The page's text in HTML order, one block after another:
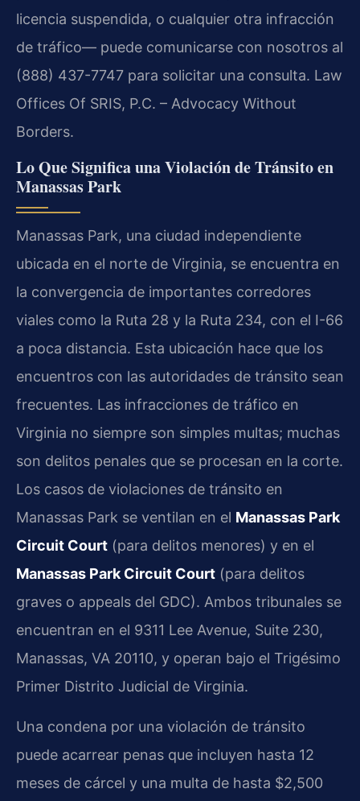
licencia suspendida, o cualquier otra infracción
de tráfico— puede comunicarse con nosotros al
(888) 437-7747 para solicitar una consulta. Law
Offices Of SRIS, P.C. – Advocacy Without
Borders.
Lo Que Significa una Violación de Tránsito en
Manassas Park
Manassas Park, una ciudad independiente
ubicada en el norte de Virginia, se encuentra en
la convergencia de importantes corredores
viales como la Ruta 28 y la Ruta 234, con el I-66
a poca distancia. Esta ubicación hace que los
encuentros con las autoridades de tránsito sean
frecuentes. Las infracciones de tráfico en
Virginia no siempre son simples multas; muchas
son delitos penales que se procesan en la corte.
Los casos de violaciones de tránsito en
Manassas Park se ventilan en el Manassas Park
Circuit Court (para delitos menores) y en el
Manassas Park Circuit Court (para delitos
graves o appeals del GDC). Ambos tribunales se
encuentran en el 9311 Lee Avenue, Suite 230,
Manassas, VA 20110, y operan bajo el Trigésimo
Primer Distrito Judicial de Virginia.
Una condena por una violación de tránsito
puede acarrear penas que incluyen hasta 12
meses de cárcel y una multa de hasta $2,500